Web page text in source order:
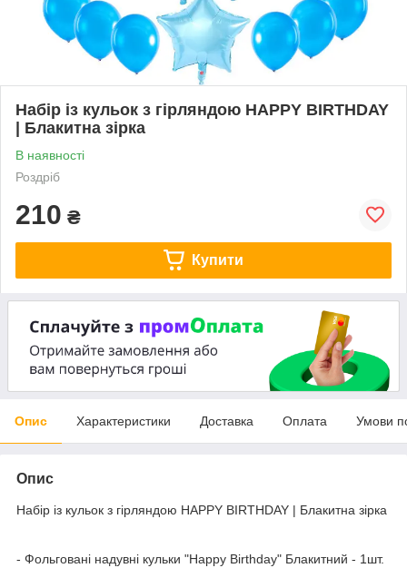
Набір із кульок з гірляндою HAPPY BIRTHDAY
| Блакитна зірка
В наявності
Роздріб
210 ₴
Купити
Опис Характеристики Доставка Оплата Умови
Опис
Набір із кульок з гірляндою HAPPY BIRTHDAY | Блакитна зірка
- Фольговані надувні кульки "Happy Birthday" Блакитний - 1шт.